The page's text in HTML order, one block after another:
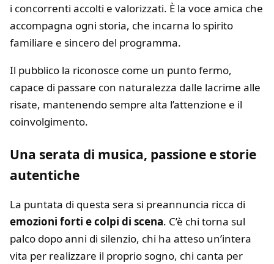
i concorrenti accolti e valorizzati. È la voce amica che
accompagna ogni storia, che incarna lo spirito
familiare e sincero del programma.
Il pubblico la riconosce come un punto fermo,
capace di passare con naturalezza dalle lacrime alle
risate, mantenendo sempre alta l’attenzione e il
coinvolgimento.
Una serata di musica, passione e storie
autentiche
La puntata di questa sera si preannuncia ricca di
emozioni forti e colpi di scena. C’è chi torna sul
palco dopo anni di silenzio, chi ha atteso un’intera
vita per realizzare il proprio sogno, chi canta per